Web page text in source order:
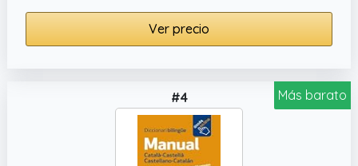
Ver precio
Más barato
#4